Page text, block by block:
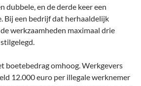
dubbele, en de derde keer een
Bij een bedrijf dat herhaaldelijk
werkzaamheden maximaal drie
boetebedrag omhoog. Werkgevers
12.000 euro per illegale werknemer